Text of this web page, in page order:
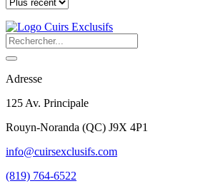
Adresse
125 Av. Principale
Rouyn-Noranda (QC) J9X 4P1
info@cuirsexclusifs.com
(819) 764-6522